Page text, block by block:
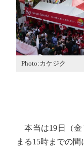
Photo:カケジク
本当は19日（金
まる15時までの